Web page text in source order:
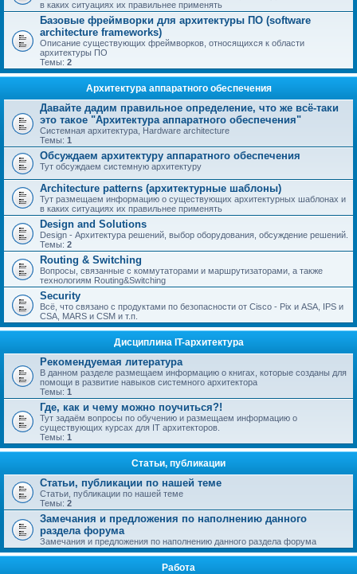
в каких ситуациях их правильнее применять
Базовые фреймворки для архитектуры ПО (software
architecture frameworks)
Описание существующих фреймворков, относящихся к области
архитектуры ПО
Темы: 2
Архитектура аппаратного обеспечения
Давайте дадим правильное определение, что же всё-таки
это такое "Архитектура аппаратного обеспечения"
Системная архитектура, Hardware architecture
Темы: 1
Обсуждаем архитектуру аппаратного обеспечения
Тут обсуждаем системную архитектуру
Architecture patterns (архитектурные шаблоны)
Тут размещаем информацию о существующих архитектурных шаблонах и
в каких ситуациях их правильнее применять
Design and Solutions
Design - Архитектура решений, выбор оборудования, обсуждение решений.
Темы: 2
Routing & Switching
Вопросы, связанные с коммутаторами и маршрутизаторами, а также
технологиям Routing&Switching
Security
Всё, что связано с продуктами по безопасности от Cisco - Pix и ASA, IPS и
CSA, MARS и CSM и т.п.
Дисциплина IT-архитектура
Рекомендуемая литература
В данном разделе размещаем информацию о книгах, которые созданы для
помощи в развитие навыков системного архитектора
Темы: 1
Где, как и чему можно поучиться?!
Тут задаём вопросы по обучению и размещаем информацию о
существующих курсах для IT архитекторов.
Темы: 1
Статьи, публикации
Статьи, публикации по нашей теме
Статьи, публикации по нашей теме
Темы: 2
Замечания и предложения по наполнению данного
раздела форума
Замечания и предложения по наполнению данного раздела форума
Работа